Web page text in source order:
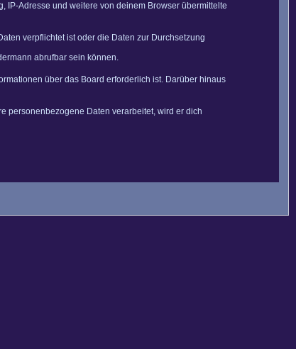
IP-Adresse und weitere von deinem Browser übermittelte
verpflichtet ist oder die Daten zur Durchsetzung
abrufbar sein können.
über das Board erforderlich ist. Darüber hinaus
personenbezogene Daten verarbeitet, wird er dich